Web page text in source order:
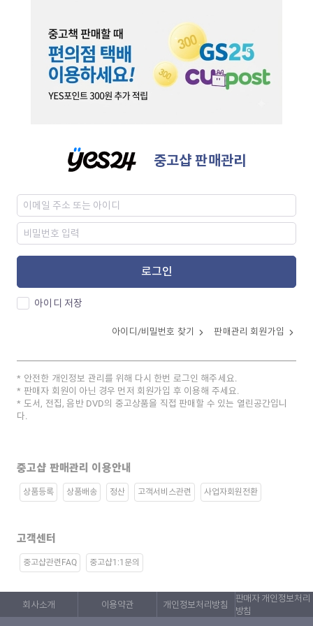
중고샵 판매관리
로그인
아이디 저장
아이디/비밀번호 찾기 판매관리 회원가입
안전한 개인정보 관리를 위해 다시 한번 로그인 해주세요.
판매자 회원이 아닌 경우 먼저 회원가입 후 이용해 주세요.
도서, 전집, 음반 DVD의 중고상품을 직접 판매할 수 있는 열린공간입니
다.
중고샵 판매관리 이용안내
상품등록 상품배송 정산 고객서비스관련 사업자회원전환
고객센터
중고샵관련FAQ 중고샵1:1문의
회사소개 이용약관 개인정보처리방침
판매자 개인정보처리
방침